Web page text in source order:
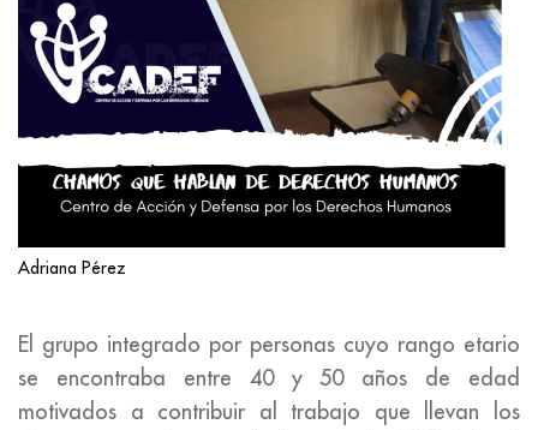
Adriana Pérez
El grupo integrado por personas cuyo rango etario
se encontraba entre 40 y 50 años de edad
motivados a contribuir al trabajo que llevan los